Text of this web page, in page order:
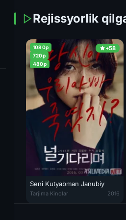
Rejissyorlik
+58
1080p
720p
480p
Seni Kutyabman Janubiy
Seni Kutyabman Janubiy
Tarjima Kinolar 2016